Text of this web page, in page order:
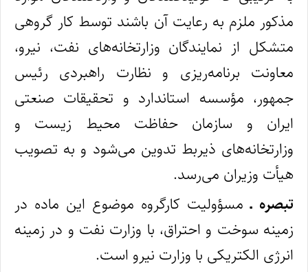
مذکور ملزم به رعایت آن باشند توسط کار گروهی
متشکل از نمایندگان وزارتخانه‌های نفت، نیرو،
معاونت برنامه‌ریزی و نظارت راهبردی رئیس
جمهور، مؤسسه استاندارد و تحقیقات صنعتی
ایران و سازمان حفاظت محیط‌ زیست و
وزارتخانه‌های ذیربط تدوین می‌شود و به‌ تصویب
هیأت وزیران می‌رسد.
تبصره ـمسؤولیت کارگروه موضوع این ماده در
زمینه سوخت و احتراق، با وزارت نفت و در زمینه
انرژی الکتریکی با وزارت نیرو است.